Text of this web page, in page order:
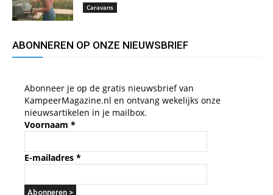
Caravans
ABONNEREN OP ONZE NIEUWSBRIEF
Abonneer je op de gratis nieuwsbrief van
KampeerMagazine.nl en ontvang wekelijks onze
nieuwsartikelen in je mailbox.
Voornaam *
E-mailadres *